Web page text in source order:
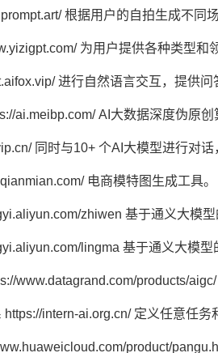
根据用户的自拍生成不同
为用户提供各种类型和
进行自然语言交互，提供问
ai.meibp.com/ AI大数据深度伪原创
同时与10+ 个AI大模型进行对话
电商模特图生成工具。
zhiwen 基于通义大模
lingma 基于通义大模型
www.datagrand.com/products/
intern-ai.org.cn/ 定义任意任务
product/